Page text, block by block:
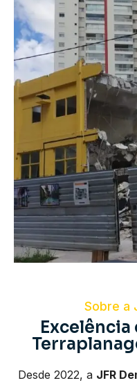
Sobre a
Excelência
Desde 2022, a JFR